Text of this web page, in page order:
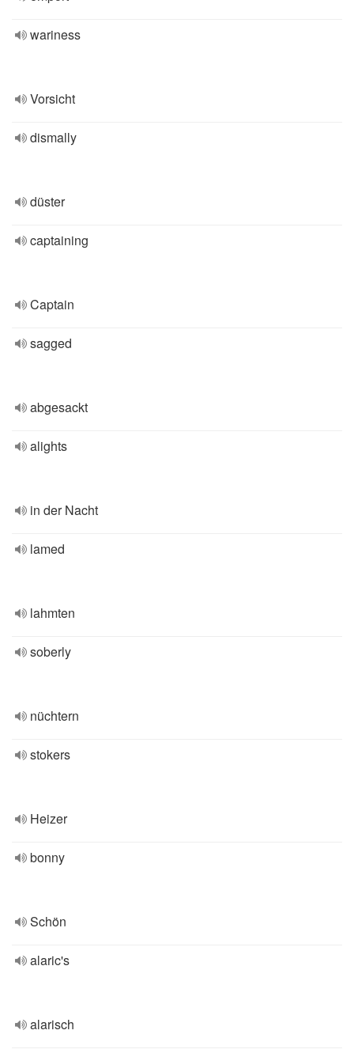
wariness
Vorsicht
dismally
düster
captaining
Captain
sagged
abgesackt
alights
in der Nacht
lamed
lahmten
soberly
nüchtern
stokers
Heizer
bonny
Schön
alaric's
alarisch